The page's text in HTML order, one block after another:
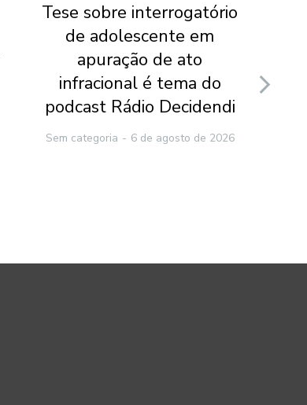
Tese sobre interrogatório
de adolescente em
apuração de ato
infracional é tema do
podcast Rádio Decidendi
Sem categoria 6 de agosto de 2026